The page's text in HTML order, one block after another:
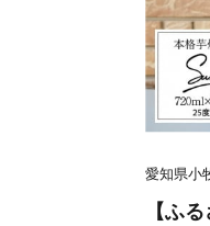
愛知県小
【ふ